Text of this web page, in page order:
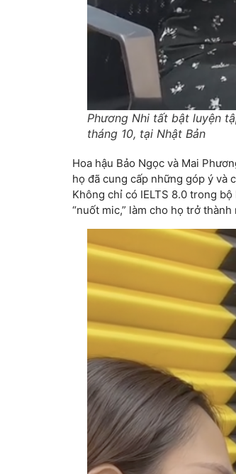
Phương Nhi tất bật luyện
tháng 10, tại Nhật Bản
Hoa hậu Bảo Ngọc và Mai
họ đã cung cấp những góp ý và
Không chỉ có IELTS 8.0 trong
“nuốt mic,” làm cho họ trở